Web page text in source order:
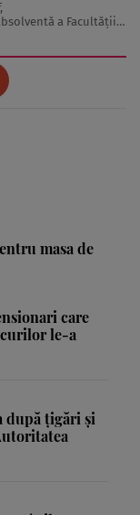
a Facultăţii
şi deţine o diplomă
altceva, acesta fiind
masa de
care
le-a
după țigări și